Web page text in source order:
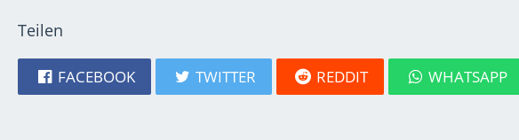
Teilen
FACEBOOK TWITTER REDDIT WHATSAPP